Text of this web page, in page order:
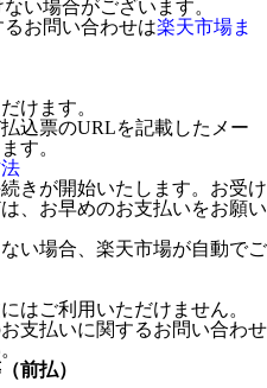
い場合がございます。
お問い合わせは楽天市場ま
けます。
込票のURLを記載したメー
す。
きが開始いたします。お受け
、お早めのお支払いをお願い
い場合、楽天市場が自動でご
はご利用いただけません。
支払いに関するお問い合わせ
前払）